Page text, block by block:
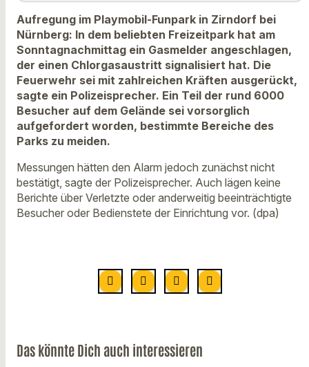
Aufregung im Playmobil-Funpark in Zirndorf bei
Nürnberg: In dem beliebten Freizeitpark hat am
Sonntagnachmittag ein Gasmelder angeschlagen,
der einen Chlorgasaustritt signalisiert hat. Die
Feuerwehr sei mit zahlreichen Kräften ausgerückt,
sagte ein Polizeisprecher. Ein Teil der rund 6000
Besucher auf dem Gelände sei vorsorglich
aufgefordert worden, bestimmte Bereiche des
Parks zu meiden.
Messungen hätten den Alarm jedoch zunächst nicht
bestätigt, sagte der Polizeisprecher. Auch lägen keine
Berichte über Verletzte oder anderweitig beeinträchtigte
Besucher oder Bedienstete der Einrichtung vor. (dpa)
Das könnte Dich auch interessieren